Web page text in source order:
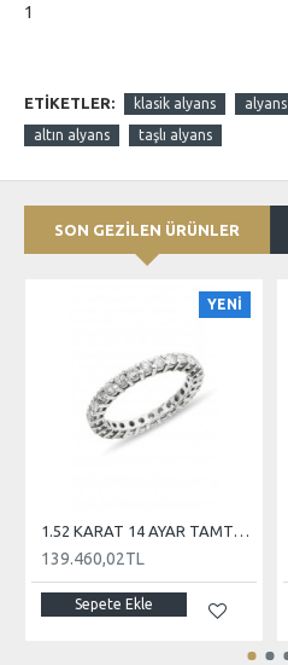
1
ETIKETLER: klasik alyans alyans
altın alyans taşlı alyans
SON GEZİLEN ÜRÜNLER
YENİ
1.52 KARAT 14 AYAR TAMTUR PIRLANTA
139.460,02TL
Sepete Ekle